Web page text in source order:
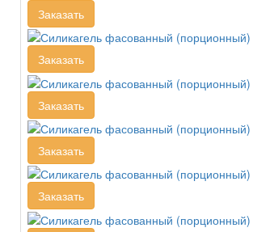
Заказать
Заказать
Заказать
Заказать
Заказать